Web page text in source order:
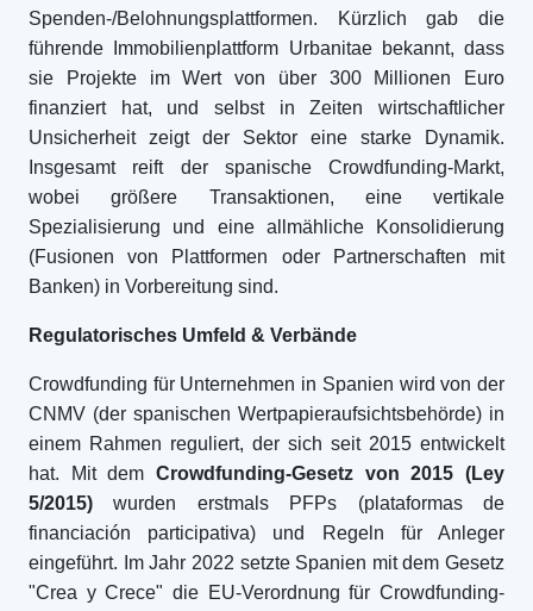
Spenden-/Belohnungsplattformen. Kürzlich gab die
führende Immobilienplattform Urbanitae bekannt, dass
sie Projekte im Wert von über 300 Millionen Euro
finanziert hat, und selbst in Zeiten wirtschaftlicher
Unsicherheit zeigt der Sektor eine starke Dynamik.
Insgesamt reift der spanische Crowdfunding-Markt,
wobei größere Transaktionen, eine vertikale
Spezialisierung und eine allmähliche Konsolidierung
(Fusionen von Plattformen oder Partnerschaften mit
Banken) in Vorbereitung sind.
Regulatorisches Umfeld & Verbände
Crowdfunding für Unternehmen in Spanien wird von der
CNMV (der spanischen Wertpapieraufsichtsbehörde) in
einem Rahmen reguliert, der sich seit 2015 entwickelt
hat. Mit dem Crowdfunding-Gesetz von 2015 (Ley
5/2015) wurden erstmals PFPs (plataformas de
financiación participativa) und Regeln für Anleger
eingeführt. Im Jahr 2022 setzte Spanien mit dem Gesetz
"Crea y Crece" die EU-Verordnung für Crowdfunding-